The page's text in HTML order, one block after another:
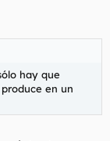
hay que
en un